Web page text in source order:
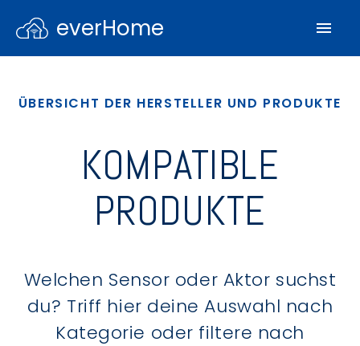
everHome
ÜBERSICHT DER HERSTELLER UND PRODUKTE
KOMPATIBLE
PRODUKTE
Welchen Sensor oder Aktor suchst
du? Triff hier deine Auswahl nach
Kategorie oder filtere nach